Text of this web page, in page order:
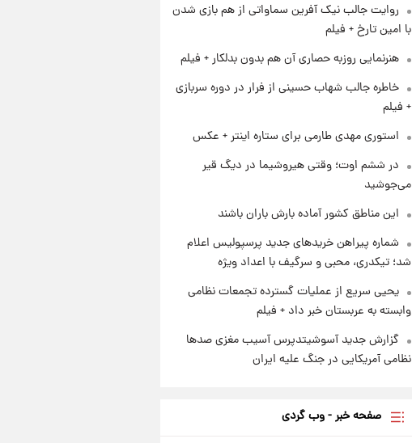
روایت جالب نیک آفرین سماواتی از هم بازی شدن
با امین تارخ + فیلم
هنرنمایی روزبه حصاری آن هم بدون بدلکار + فیلم
خاطره جالب شهاب حسینی از فرار در دوره سربازی
+ فیلم
استوری مهدی طارمی برای ستاره اینتر + عکس
در ششم اوت؛ وقتی هیروشیما در دیگ قیر
می‌جوشید
این مناطق کشور آماده بارش باران باشند
شماره پیراهن خریدهای جدید پرسپولیس اعلام
شد؛ تیکدری، محبی و سرگیف با اعداد ویژه
یحیی سریع از عملیات گسترده تجمعات نظامی
وابسته به عربستان خبر داد + فیلم
گزارش جدید آسوشیتدپرس آسیب مغزی صدها
نظامی آمریکایی در جنگ علیه ایران
صفحه خبر - وب گردی